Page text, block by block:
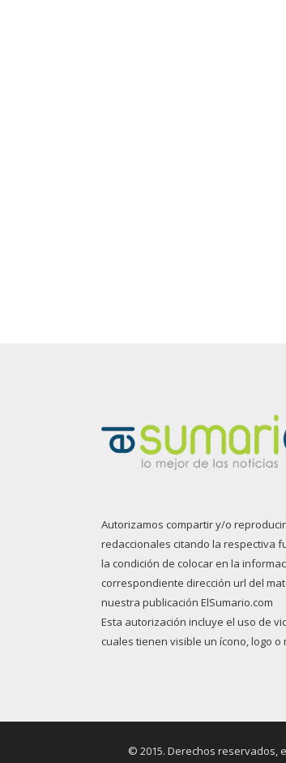
Autorizamos compartir y/o
redaccionales citando la respectiva
la condición de colocar en la
correspondiente dirección url del
nuestra publicación ElSumario.com
Esta autorización incluye el uso de
cuales tienen visible un ícono, logo o
© 2015. Derechos reservados,